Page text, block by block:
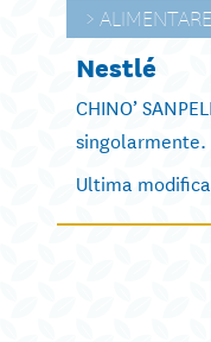
ALIMENTARE
Nestlé
CHINO’
Ultima